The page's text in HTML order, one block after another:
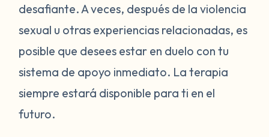
desafiante. A veces, después de la violencia
sexual u otras experiencias relacionadas, es
posible que desees estar en duelo con tu
sistema de apoyo inmediato. La terapia
siempre estará disponible para ti en el
futuro.